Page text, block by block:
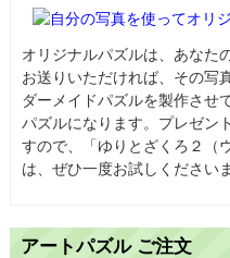
オリジナルパズルは、あなた
お送りいただければ、その写
ダーメイドパズルを製作させ
パズルになります。プレゼン
すので、「ゆりとざくろ２（
は、ぜひ一度お試しくださいま
アートパズル ご注文